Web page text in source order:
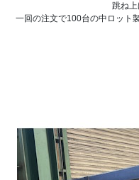
跳ね
一回の注文で100台の中ロット